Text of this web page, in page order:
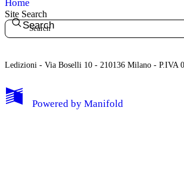
Home
Site Search
Search
Ledizioni - Via Boselli 10 - 210136 Milano - P.IVA
Powered by Manifold